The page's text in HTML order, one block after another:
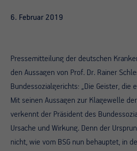
6. Februar 2019
Pressemitteilung der deutschen
den Aussagen von Prof. Dr. Rainer
Bundessozialgerichts: „Die Geister, die
Mit seinen Aussagen zur Klagewelle
verkennt der Präsident des
Ursache und Wirkung. Denn der
nicht, wie vom BSG nun behauptet, in